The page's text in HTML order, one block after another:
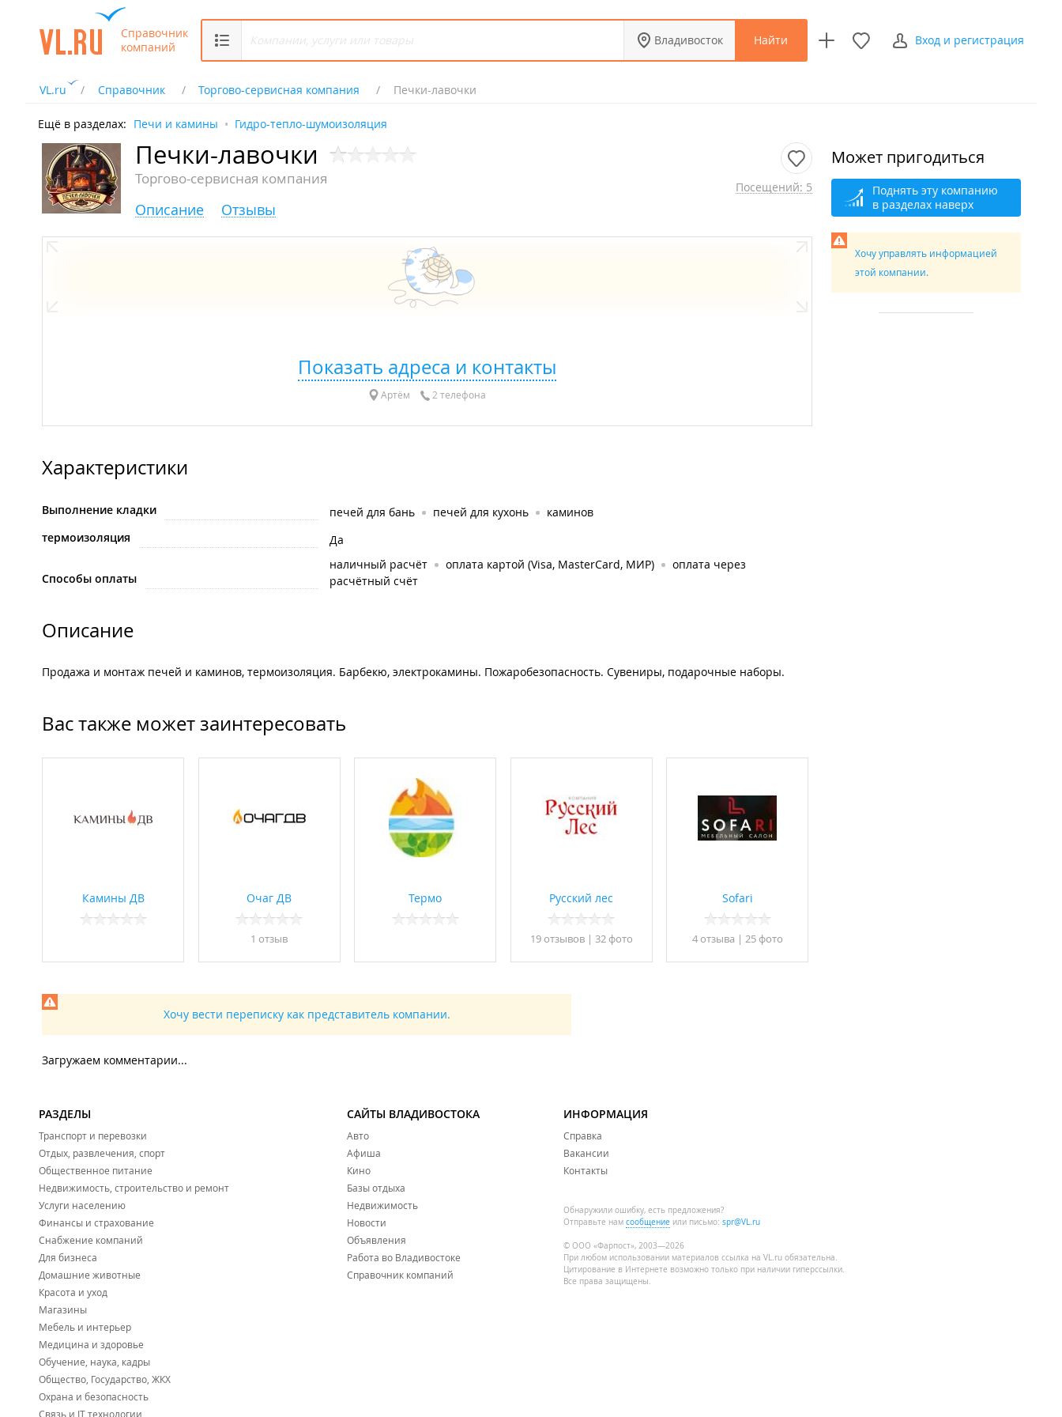
Справочник
компаний
Владивосток Найти Вход и регистрация
VL.ru Справочник Торгово-сервисная компания Печки-лавочки
Ещё в разделах: Печи и камины Гидро-тепло-шумоизоляция
Печки-лавочки
Торгово-сервисная компания Посещений: 5
Описание Отзывы
Показать адреса и контакты
Артём 2 телефона
Характеристики
Выполнение кладки печей для бань печей для кухонь
каминов
термоизоляция
Да
Способы оплаты
наличный расчёт оплата картой (Visa, MasterCard, МИР)
оплата через
расчётный счёт
Описание
Продажа и монтаж печей и каминов, термоизоляция. Барбекю, электрокамины. Пожаробезопасность. Сувениры, подарочные наборы.
Вас также может заинтересовать
Камины ДВ Очаг ДВ
1 отзыв
Термо Русский лес
19 отзывов| 32 фото
Sofari
4 отзывa | 25 фото
Хочу вести переписку как представитель компании.
Загружаем комментарии...
Может пригодиться
Поднять эту компанию
в разделах наверх
Хочу управлять информацией
этой компании.
РАЗДЕЛЫ
Транспорт и перевозки
Отдых, развлечения, спорт
Общественное питание
Недвижимость, строительство и ремонт
Услуги населению
Финансы и страхование
Снабжение компаний
Для бизнеса
Домашние животные
Красота и уход
Магазины
Мебель и интерьер
Медицина и здоровье
Обучение, наука, кадры
Общество, Государство, ЖКХ
Охрана и безопасность
Связь и IT технологии
САЙТЫ ВЛАДИВОСТОКА
Авто
Афиша
Кино
Базы отдыха
Недвижимость
Новости
Объявления
Работа во Владивостоке
Справочник компаний
ИНФОРМАЦИЯ
Справка
Вакансии
Контакты
Обнаружили ошибку, есть предложения?
Отправьте нам сообщение или письмо: spr@VL.ru
© ООО «Фарпост», 2003—2026
При любом использовании материалов ссылка на VL.ru обязательна.
Цитирование в Интернете возможно только при наличии гиперссылки.
Все права защищены.